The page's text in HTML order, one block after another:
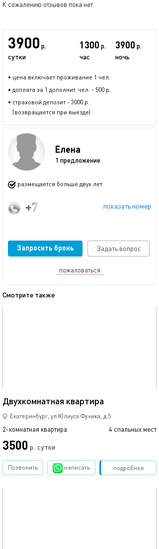
К сожалению отзывов пока нет.
3900 р.
сутки
1300 р.
час
3900 р.
ночь
• цена включает проживание 1 чел.
• доплата за 1 дополнит. чел. - 500 р.
• страховой депозит - 3000 р.
(возвращается при выезде)
Елена
1 предложение
размещается больше двух лет
показать номер
+7 (912) 637-24-99
Запросить бронь Задать вопрос
пожаловаться
Смотрите также
Двухкомнатная квартира
Екатеринбург, ул.Юлиуса Фучика, д.5
2-комнатная квартира 4 спальных мест
3500 р. сутки
подробнее
Позвонить написать Забронировать